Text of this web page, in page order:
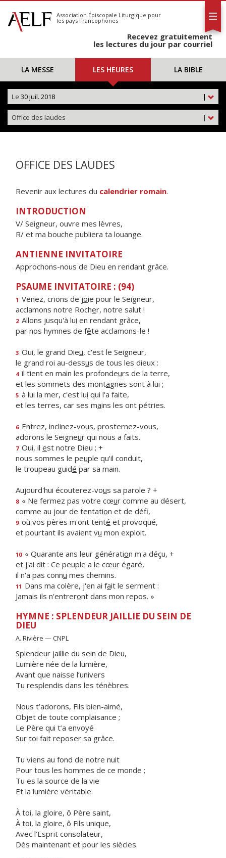
S'abonner
Calendrier
Association Épiscopale Liturgique pour
les pays Francophones
Recevez gratuitement
les lectures du jour par courriel
LA MESSE LES HEURES LA BIBLE
|
Le 30 juil. 2018
|
Office des laudes
OFFICE DES LAUDES
Revenir aux lectures du calendrier romain.
INTRODUCTION
V/ Seigneur, ouvre mes lèvres,
R/ et ma bouche publiera ta louange.
ANTIENNE INVITATOIRE
Approchons-nous de Dieu en rendant grâce.
PSAUME INVITATOIRE : (94)
1 Venez, crions de joie pour le Seigneur,
acclamons notre Rocher, notre salut !
2 Allons jusqu'à lui en rendant grâce,
par nos hymnes de fête acclamons-le !
3 Oui, le grand Dieu, c'est le Seigneur,
le grand roi au-dessus de tous les dieux :
4 il tient en main les profondeurs de la terre,
et les sommets des montagnes sont à lui ;
5 à lui la mer, c'est lui qui l'a faite,
et les terres, car ses mains les ont pétries.
6 Entrez, inclinez-vous, prosternez-vous,
adorons le Seigneur qui nous a faits.
7 Oui, il est notre Dieu ; +
nous sommes le peuple qu'il conduit,
le troupeau guidé par sa main.
Aujourd'hui écouterez-vous sa parole ? +
8 « Ne fermez pas votre cœur comme au désert,
comme au jour de tentation et de défi,
9 où vos pères m'ont tenté et provoqué,
et pourtant ils avaient vu mon exploit.
10 « Quarante ans leur génération m'a déçu, +
et j'ai dit : Ce peuple a le cœur égaré,
il n'a pas connu mes chemins.
11 Dans ma colère, j'en ai fait le serment :
Jamais ils n'entreront dans mon repos. »
HYMNE : SPLENDEUR JAILLIE DU SEIN DE
DIEU
A. Rivière — CNPL
Splendeur jaillie du sein de Dieu,
Lumière née de la lumière,
Avant que naisse l’univers
Tu resplendis dans les ténèbres.
Nous t’adorons, Fils bien-aimé,
Objet de toute complaisance ;
Le Père qui t’a envoyé
Sur toi fait reposer sa grâce.
Tu viens au fond de notre nuit
Pour tous les hommes de ce monde ;
Tu es la source de la vie
Et la lumière véritable.
À toi, la gloire, ô Père saint,
À toi, la gloire, ô Fils unique,
Avec l’Esprit consolateur,
Dès maintenant et pour les siècles.